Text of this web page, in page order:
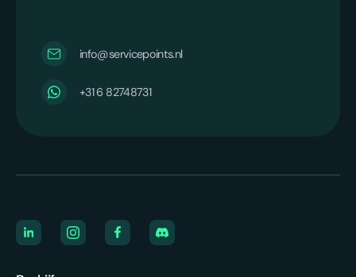
info@servicepoints.nl
‪+31 6 82748731‬